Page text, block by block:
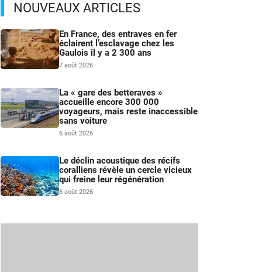
NOUVEAUX ARTICLES
En France, des entraves en fer
éclairent l’esclavage chez les
Gaulois il y a 2 300 ans
7 août 2026
La « gare des betteraves »
accueille encore 300 000
voyageurs, mais reste inaccessible
sans voiture
6 août 2026
Le déclin acoustique des récifs
coralliens révèle un cercle vicieux
qui freine leur régénération
6 août 2026